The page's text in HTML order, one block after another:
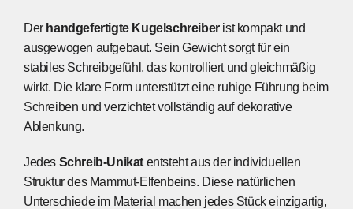
Der handgefertigte Kugelschreiberist kompakt und
ausgewogen aufgebaut. Sein Gewicht sorgt für ein
stabiles Schreibgefühl, das kontrolliert und gleichmäßig
wirkt. Die klare Form unterstützt eine ruhige Führung beim
Schreiben und verzichtet vollständig auf dekorative
Ablenkung.
Jedes Schreib-Unikat entsteht aus der individuellen
Struktur des Mammut-Elfenbeins. Diese natürlichen
Unterschiede im Material machen jedes Stück einzigartig,